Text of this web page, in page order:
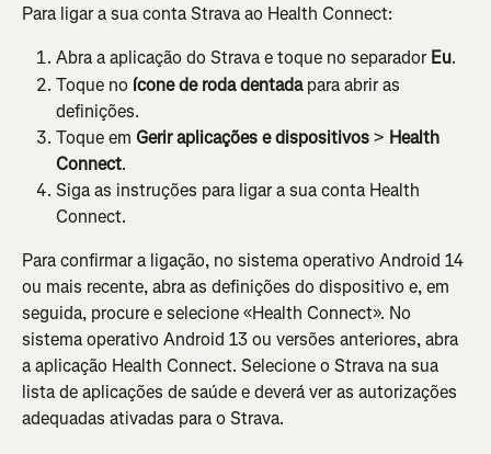
Para ligar a sua conta Strava ao Health Connect:
Abra a aplicação do Strava e toque no separador Eu.
Toque no ícone de roda dentada para abrir as
definições.
Toque em Gerir aplicações e dispositivos > Health
Connect.
Siga as instruções para ligar a sua conta Health
Connect.
Para confirmar a ligação, no sistema operativo Android 14
ou mais recente, abra as definições do dispositivo e, em
seguida, procure e selecione «Health Connect». No
sistema operativo Android 13 ou versões anteriores, abra
a aplicação Health Connect. Selecione o Strava na sua
lista de aplicações de saúde e deverá ver as autorizações
adequadas ativadas para o Strava.